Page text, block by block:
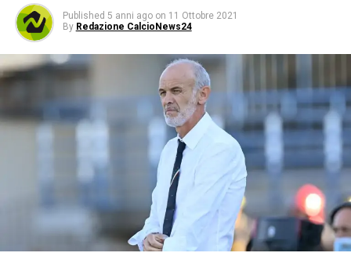
Published 5 anni ago on 11 Ottobre 2021
By Redazione CalcioNews24